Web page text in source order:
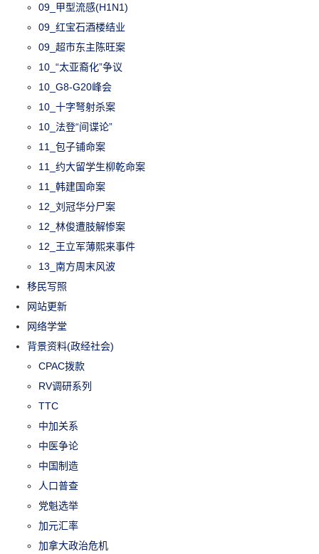
09_甲型流感(H1N1)
09_红宝石酒楼结业
09_超市东主陈旺案
10_“太亚裔化”争议
10_G8-G20峰会
10_十字弩射杀案
10_法登“间谍论”
11_包子铺命案
11_约大留学生柳乾命案
11_韩建国命案
12_刘冠华分尸案
12_林俊遭肢解惨案
12_王立军薄熙来事件
13_南方周末风波
移民写照
网站更新
网络学堂
背景资料(政经社会)
CPAC拨款
RV调研系列
TTC
中加关系
中医争论
中国制造
人口普查
党魁选举
加元汇率
加拿大政治危机